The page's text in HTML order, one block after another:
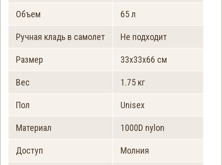
Объем 65 л
Ручная кладь в самолет Не подходит
Размер 33х33х66 см
Вес 1.75 кг
Пол Unisex
Материал 1000D nylon
Доступ Молния